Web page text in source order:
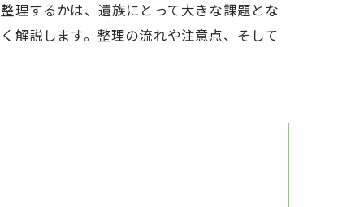
理するかは、遺族にとって大きな課題とな
解説します。整理の流れや注意点、そして